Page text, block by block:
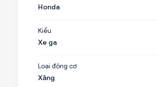
Honda
Kiểu
Xe ga
Loại động cơ
Xăng